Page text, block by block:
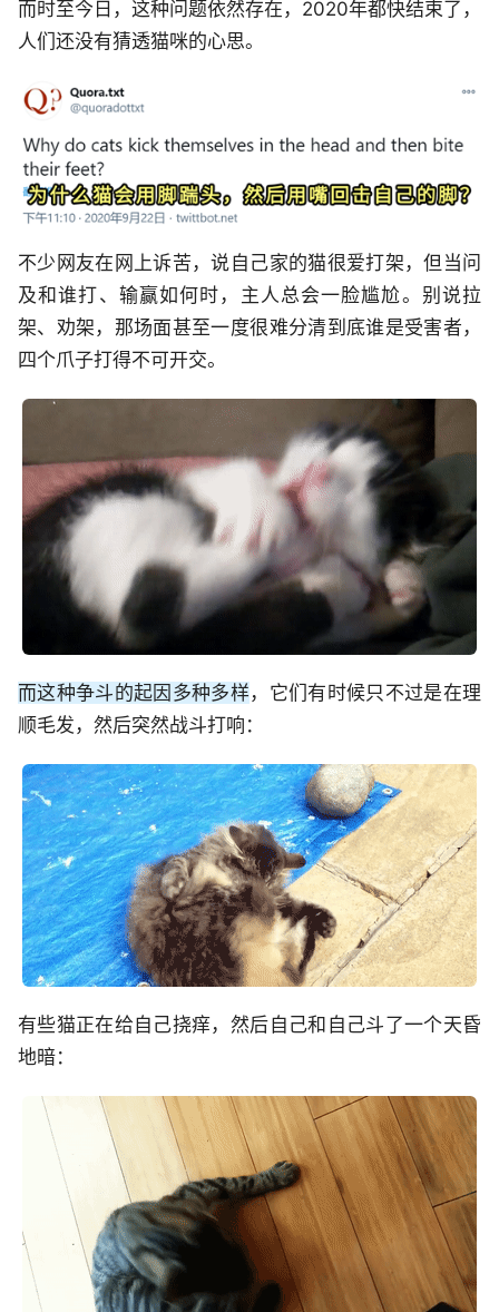
而时至今日，这种问题依然存在，2020年都快结束了，
人们还没有猜透猫咪的心思。
不少网友在网上诉苦，说自己家的猫很爱打架，但当问
及和谁打、输赢如何时，主人总会一脸尴尬。别说拉
架、劝架，那场面甚至一度很难分清到底谁是受害者，
四个爪子打得不可开交。
而这种争斗的起因多种多样 ，它们有时候只不过是在理
顺毛发，然后突然战斗打响：
有些猫正在给自己挠痒，然后自己和自己斗了一个天昏
地暗：